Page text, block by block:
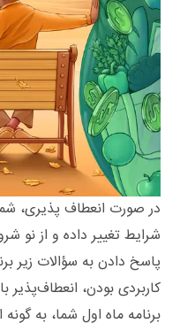
در صورت انعطاف ‌پذیری،
شرایط تغییر داده و از نو
پاسخ دادن به سؤالات زیر
کاربردی بودن، انعطاف‌پذیر
برنامه ماه اول شما، به